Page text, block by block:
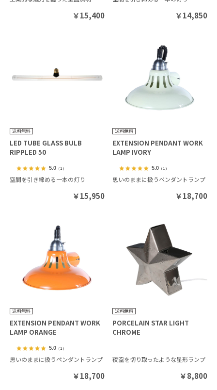
￥15,400 ￥14,850
LED TUBE GLASS BULB
RIPPLED 50
5.0（1）
空間を引き締める一本の灯り
￥15,950
EXTENSION PENDANT WORK
LAMP IVORY
5.0 （1）
思いのままに扱うペンダントランプ
￥18,700
EXTENSION PENDANT WORK
LAMP ORANGE
5.0（1）
思いのままに扱うペンダントランプ
￥18,700
PORCELAIN STAR LIGHT
CHROME
夜空を切り取ったような星形ランプ
￥8,800